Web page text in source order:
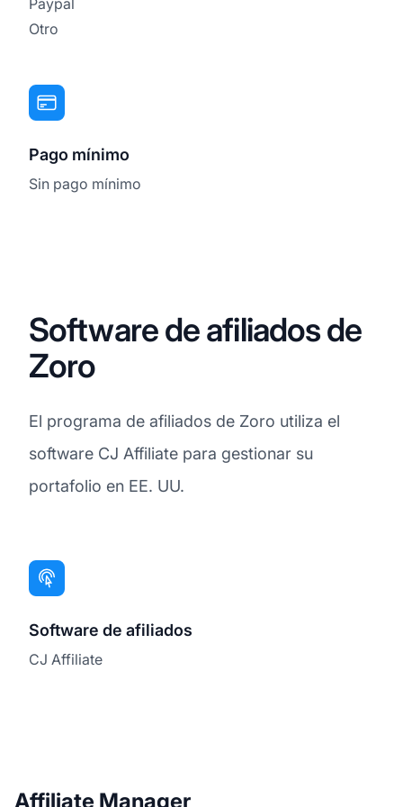
Otro
Pago mínimo
Sin pago mínimo
Software de afiliados de
Zoro
El programa de afiliados de Zoro utiliza el
software CJ Affiliate para gestionar su
portafolio en EE. UU.
Software de afiliados
CJ Affiliate
Affiliate Manager